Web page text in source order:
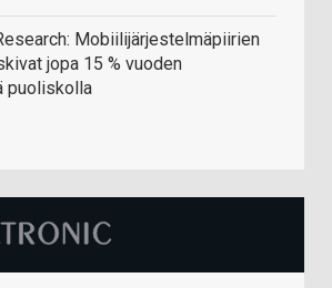
Mobiilijärjestelmäpiirien
jopa 15 % vuoden
puoliskolla